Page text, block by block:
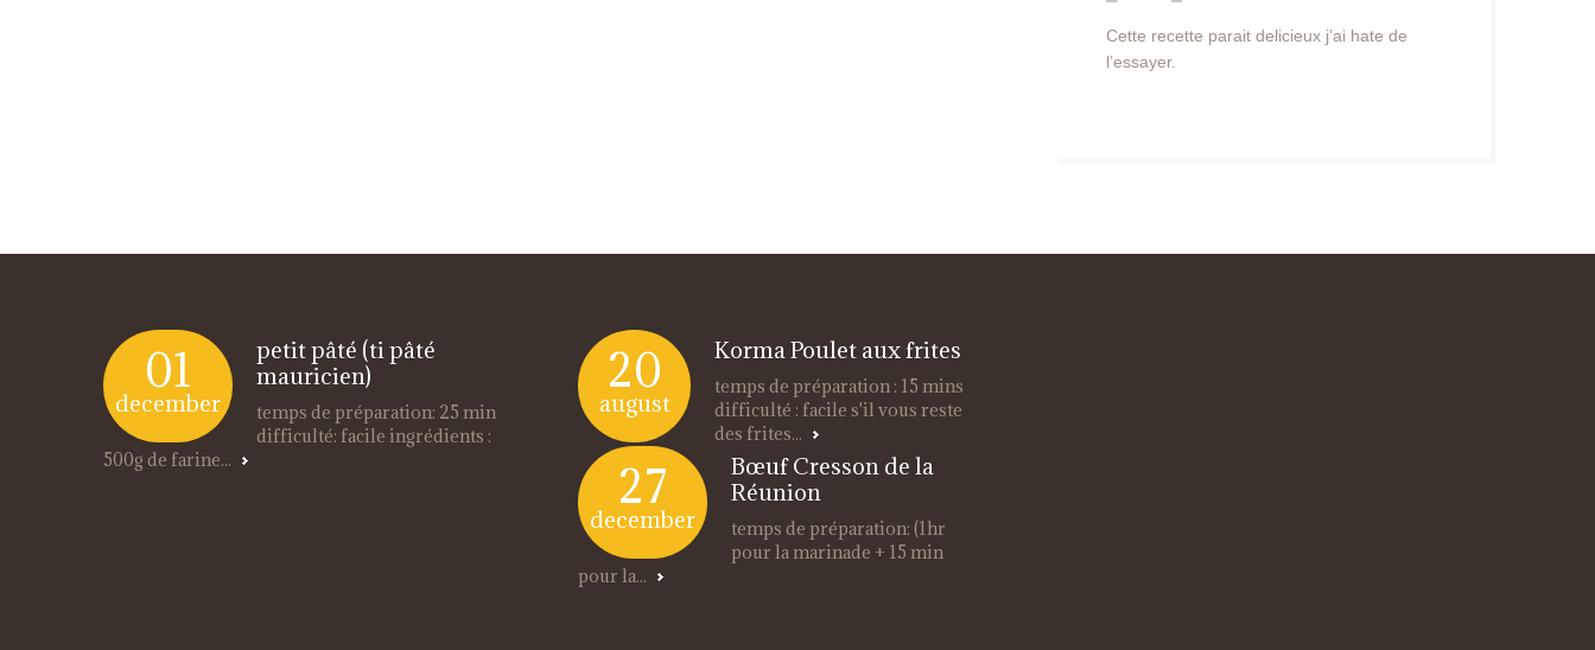
Cette recette parait delicieux j’ai hate de
l’essayer.
01
december
petit pâté (ti pâté
mauricien)
temps de préparation: 25 min
difficulté: facile ingrédients :
500g de farine...
20
august
Korma Poulet aux frites
temps de préparation : 15 mins
difficulté : facile s'il vous reste
des frites...
27
december
Bœuf Cresson de la
Réunion
temps de préparation: (1hr
pour la marinade + 15 min
pour la...